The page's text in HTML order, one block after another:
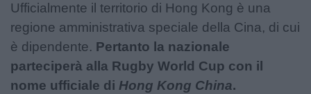
Ufficialmente il territorio di Hong Kong è una
regione amministrativa speciale della Cina, di cui
è dipendente. Pertanto la nazionale
parteciperà alla Rugby World Cup con il
nome ufficiale di Hong Kong China.